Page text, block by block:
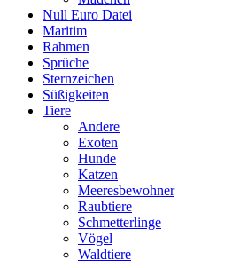
Null Euro Datei
Maritim
Rahmen
Sprüche
Sternzeichen
Süßigkeiten
Tiere
Andere
Exoten
Hunde
Katzen
Meeresbewohner
Raubtiere
Schmetterlinge
Vögel
Waldtiere